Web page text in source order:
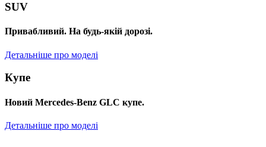
SUV
Привабливий. На будь-якій дорозі.
Детальніше про моделі
Купе
Новий Mercedes-Benz GLС купе.
Детальніше про моделі